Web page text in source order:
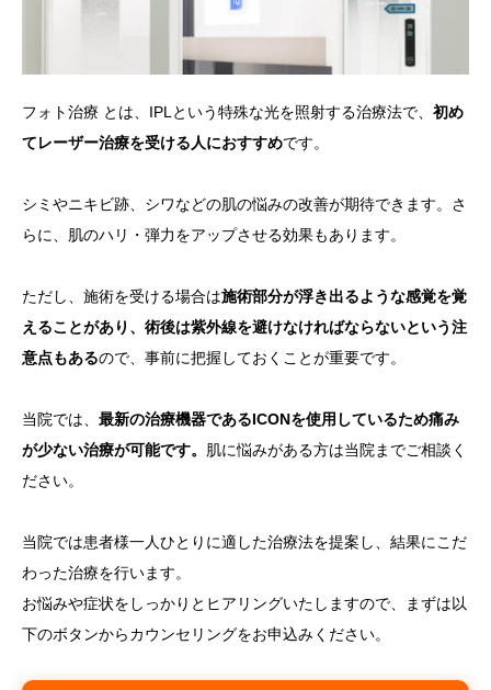
フォト治療 とは、IPLという特殊な光を照射する治療法で、 初め
てレーザー治療を受ける人におすすめです。
シミやニキビ跡、シワなどの肌の悩みの改善が期待できます。さ
らに、肌のハリ・弾力をアップさせる効果もあります。
ただし、施術を受ける場合は施術部分が浮き出るような感覚を覚
えることがあり、術後は紫外線を避けなければならないという注
意点もあるので、事前に把握しておくことが重要です。
当院では、 最新の治療機器であるICONを使用しているため痛み
が少ない治療が可能です。 肌に悩みがある方は当院までご相談く
ださい。
当院では患者様一人ひとりに適した治療法を提案し、結果にこだ
わった治療を行います。
お悩みや症状をしっかりとヒアリングいたしますので、まずは以
下のボタンからカウンセリングをお申込みください。